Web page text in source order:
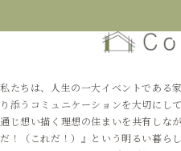
私たちは、人生の一大イベントである
り添うコミュニケーションを大切にし
通じ想い描く理想の住まいを共有しな
だ！（これだ！）』という明るい暮ら